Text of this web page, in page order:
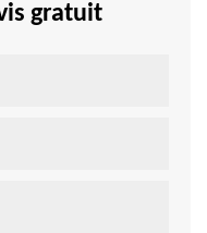
gratuit